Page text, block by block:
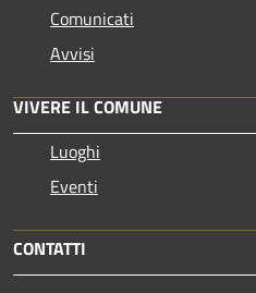
Comunicati
Avvisi
VIVERE IL COMUNE
Luoghi
Eventi
CONTATTI